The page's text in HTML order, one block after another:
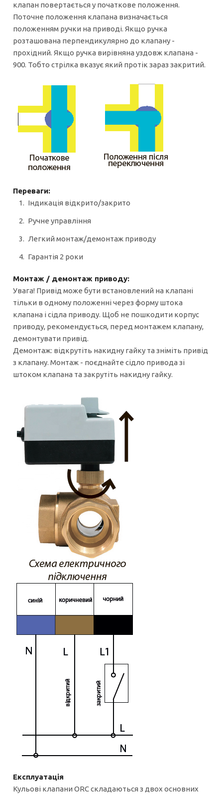
клапан повертається у початкове положення.
Поточне положення клапана визначається
положенням ручки на приводі. Якщо ручка
розташована перпендикулярно до клапану -
прохідний. Якщо ручка вирівняна уздовж клапана -
900. Тобто стрілка вказує який протік зараз закритий.
Переваги:
Індикація відкрито/закрито
Ручне управління
Легкий монтаж/демонтаж приводу
Гарантія 2 роки
Монтаж / демонтаж приводу:
Увага! Привід може бути встановлений на клапані
тільки в одному положенні через форму штока
клапана і сідла приводу. Щоб не пошкодити корпус
приводу, рекомендується, перед монтажем клапану,
демонтувати привід.
Демонтаж: відкрутіть накидну гайку та зніміть привід
з клапану. Монтаж - поєднайте сідло привода зі
штоком клапана та закрутіть накидну гайку.
Експлуатація
Кульові клапани ORC складаються з двох основних